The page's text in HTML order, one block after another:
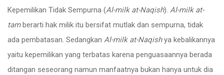
Kepemilikan Tidak Sempurna (Al-milk at-Naqish). Al-milk at-
tamberarti hak milik itu bersifat mutlak dan sempurna, tidak
ada pembatasan. Sedangkan Al-milk at-Naqishya kebalikannya
yaitu kepemilikan yang terbatas karena penguasaannya berada
ditangan seseorang namun manfaatnya bukan hanya untuk dia